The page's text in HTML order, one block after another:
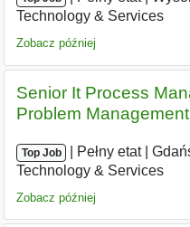
Technology & Services
Zobacz później
Senior It Process
Problem
Top Job Pełny etat|
Technology & Services
Zobacz później